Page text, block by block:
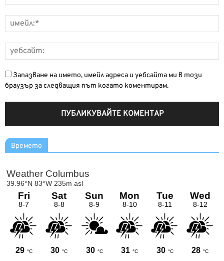
Запазване на името, имейл адреса и уебсайта ми в този
браузър за следващия път когато коментирам.
Времето